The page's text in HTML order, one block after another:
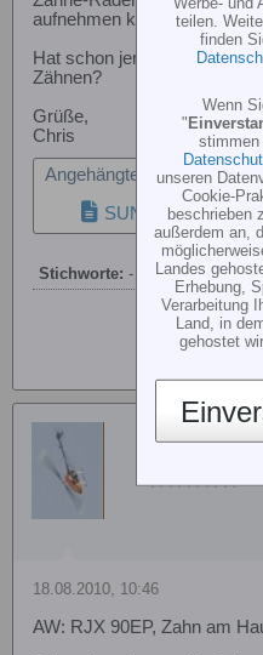
aufnehmen können...
Hat schon jemand
Zähnen?
Grüße,
Chris
Angehängte Dateien
SUNP0010.JPG
Stichworte: -
pfeiferl
18.08.2010, 10:46
AW: RJX 90EP, Zahn am
teilen.
finden
Wenn
"
stimmen
unseren
Cookie-
beschrieben
außerdem an,
Landes
Erhebung,
Verarbeitung
Land, in
gehostet